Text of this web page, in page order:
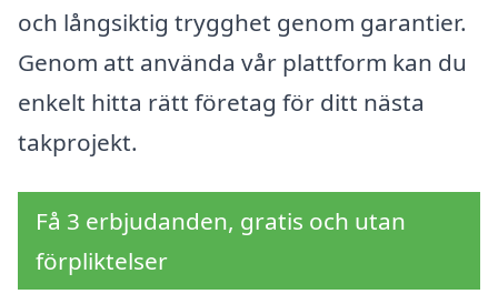
och långsiktig trygghet genom garantier.
Genom att använda vår plattform kan du
enkelt hitta rätt företag för ditt nästa
takprojekt.
Få 3 erbjudanden, gratis och utan
förpliktelser